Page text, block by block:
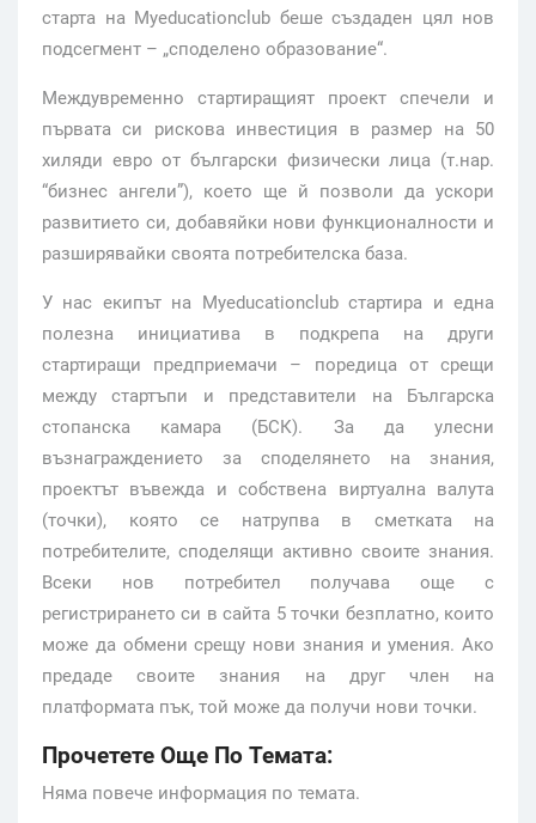
старта на Myeducationclub беше създаден цял нов
подсегмент – „споделено образование“.
Междувременно стартиращият проект спечели и
първата си рискова инвестиция в размер на 50
хиляди евро от български физически лица (т.нар.
“бизнес ангели”), което ще й позволи да ускори
развитието си, добавяйки нови функционалности и
разширявайки своята потребителска база.
У нас екипът на Myeducationclub стартира и една
полезна инициатива в подкрепа на други
стартиращи предприемачи – поредица от срещи
между стартъпи и представители на Българска
стопанска камара (БСК). За да улесни
възнаграждението за споделянето на знания,
проектът въвежда и собствена виртуална валута
(точки), която се натрупва в сметката на
потребителите, споделящи активно своите знания.
Всеки нов потребител получава още с
регистрирането си в сайта 5 точки безплатно, които
може да обмени срещу нови знания и умения. Ако
предаде своите знания на друг член на
платформата пък, той може да получи нови точки.
Прочетете Още По Темата:
Няма повече информация по темата.